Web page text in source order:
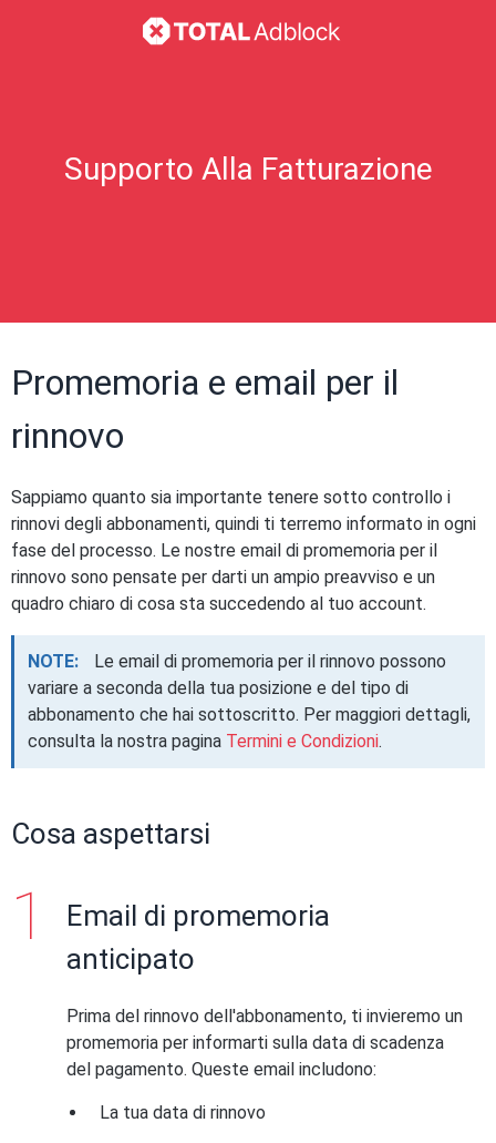
Supporto Alla Fatturazione
Promemoria e email per il
rinnovo
Sappiamo quanto sia importante tenere sotto controllo i
rinnovi degli abbonamenti, quindi ti terremo informato in ogni
fase del processo. Le nostre email di promemoria per il
rinnovo sono pensate per darti un ampio preavviso e un
quadro chiaro di cosa sta succedendo al tuo account.
NOTE:
Le email di promemoria per il rinnovo possono
variare a seconda della tua posizione e del tipo di
abbonamento che hai sottoscritto. Per maggiori dettagli,
consulta la nostra pagina Termini e Condizioni.
Cosa aspettarsi
Email di promemoria
anticipato
Prima del rinnovo dell'abbonamento, ti invieremo un
promemoria per informarti sulla data di scadenza
del pagamento. Queste email includono:
La tua data di rinnovo